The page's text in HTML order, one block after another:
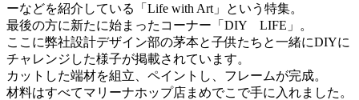
ーなどを紹介している「Life with Art」という特集。
最後の方に新たに始まったコーナー「DIY LIFE」。
ここに弊社設計デザイン部の茅本と子供たちと一緒にDIYに
チャレンジした様子が掲載されています。
カットした端材を組立、ペイントし、フレームが完成。
材料はすべてマリーナホップ店まめでこで手に入れました。